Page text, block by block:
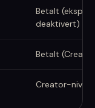
Betalt
deaktivert)
Betalt
Creator-nivå